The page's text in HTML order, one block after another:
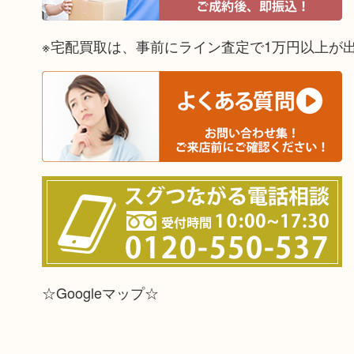
※宅配買取は、事前にライン査定で1万円以上が
☆Googleマップ☆